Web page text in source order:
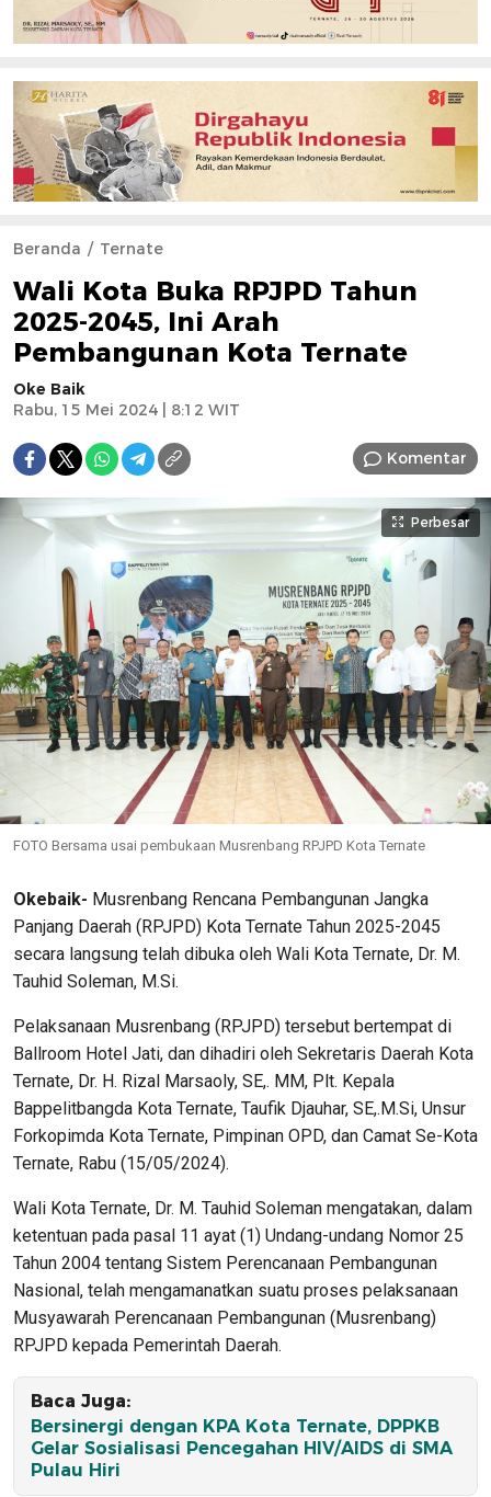
Beranda Ternate
Wali Kota Buka RPJPD Tahun
2025-2045, Ini Arah
Pembangunan Kota Ternate
Oke Baik
Rabu, 15 Mei 2024 | 8:12 WIT
Komentar
Perbesar
FOTO Bersama usai pembukaan Musrenbang RPJPD Kota Ternate
Okebaik- Musrenbang Rencana Pembangunan Jangka
Panjang Daerah (RPJPD) Kota Ternate Tahun 2025-2045
secara langsung telah dibuka oleh Wali Kota Ternate, Dr. M.
Tauhid Soleman, M.Si.
Pelaksanaan Musrenbang (RPJPD) tersebut bertempat di
Ballroom Hotel Jati, dan dihadiri oleh Sekretaris Daerah Kota
Ternate, Dr. H. Rizal Marsaoly, SE,. MM, Plt. Kepala
Bappelitbangda Kota Ternate, Taufik Djauhar, SE,.M.Si, Unsur
Forkopimda Kota Ternate, Pimpinan OPD, dan Camat Se-Kota
Ternate, Rabu (15/05/2024).
Wali Kota Ternate, Dr. M. Tauhid Soleman mengatakan, dalam
ketentuan pada pasal 11 ayat (1) Undang-undang Nomor 25
Tahun 2004 tentang Sistem Perencanaan Pembangunan
Nasional, telah mengamanatkan suatu proses pelaksanaan
Musyawarah Perencanaan Pembangunan (Musrenbang)
RPJPD kepada Pemerintah Daerah.
Baca Juga:
Bersinergi dengan KPA Kota Ternate, DPPKB
Gelar Sosialisasi Pencegahan HIV/AIDS di SMA
Pulau Hiri